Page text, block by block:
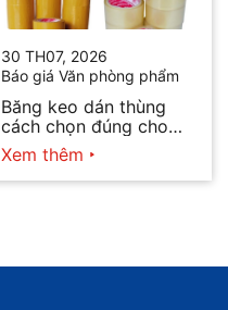
30 TH07, 2026
Báo giá Văn phòng phẩm
Băng keo dán thùng
cách chọn đúng cho
từng nhu cầu
Xem thêm